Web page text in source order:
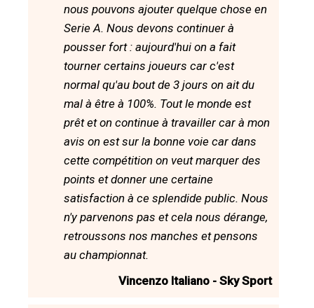
nous pouvons ajouter quelque chose en
Serie A. Nous devons continuer à
pousser fort : aujourd'hui on a fait
tourner certains joueurs car c'est
normal qu'au bout de 3 jours on ait du
mal à être à 100%. Tout le monde est
prêt et on continue à travailler car à mon
avis on est sur la bonne voie car dans
cette compétition on veut marquer des
points et donner une certaine
satisfaction à ce splendide public. Nous
n'y parvenons pas et cela nous dérange,
retroussons nos manches et pensons
au championnat.
Vincenzo Italiano - Sky Sport